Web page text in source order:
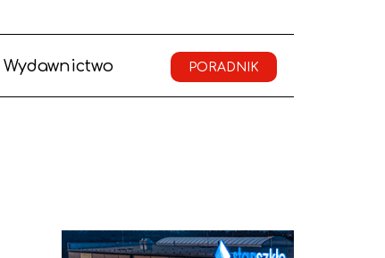
Wydawnictwo PORADNIK